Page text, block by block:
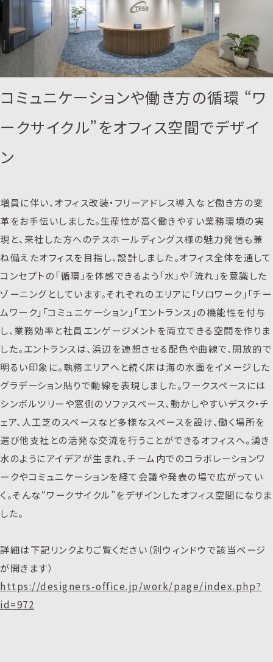
コミュニケーションや働き方の循環 “ワ
ークサイクル”をオフィス空間でデザイ
ン
増員に伴い、オフィス改装・フリーアドレス導入など働き方の変
革をお手伝いしました。生産性が高く働きやすい業務環境の実
現と、来社した方へのテスホールディングス様の魅力発信も兼
ね備えたオフィスを目指し、設計しました。オフィス全体を通して
コンセプトの「循環」を体感できるよう「水」や「流れ」を意識した
ゾーニングとしています。それぞれのエリアに「ソロワーク」「チー
ムワーク」「コミュニケーション」「エントランス」の機能性を付与
し、業務効率と社員エンゲージメントを両立できる空間を作りま
した。エントランスは、浜辺を連想させる配色や曲線で、開放的で
明るい印象に。執務エリアへと続く床は海の水面をイメージした
グラデーション貼りで動線を表現しました。ワークスペースには
シンボルツリーや窓側のソファスペース、動かしやすいデスク・チ
ェア、人工芝のスペースなど多様なスペースを設け、働く場所を
選び他支社との活発な交流を行うことができるオフィスへ。湧き
水のようにアイデアが生まれ、チーム内でのコラボレーションワ
ークやコミュニケーションを経て会議や発表の場で広がってい
く。そんな“ワークサイクル”をデザインしたオフィス空間になりま
した。
詳細は下記リンクよりご覧ください（別ウィンドウで該当ページ
が開きます）
https://designers-office.jp/work/page/index.php?
id=972